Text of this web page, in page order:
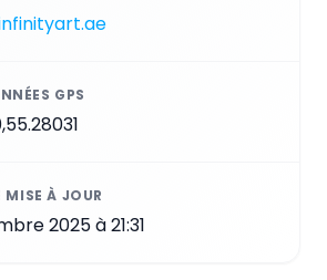
GPS
MISE À JOUR
2025 à 21:31